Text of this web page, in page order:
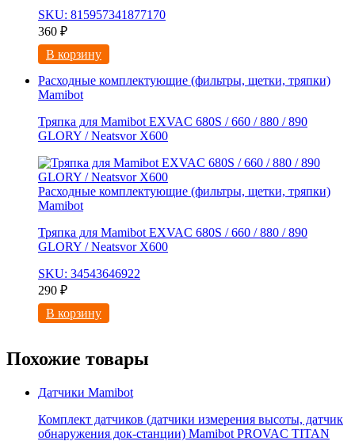
SKU: 815957341877170
360 ₽
В корзину
Расходные комплектующие (фильтры, щетки, тряпки)
Mamibot
Тряпка для Mamibot EXVAC 680S / 660 / 880 / 890
GLORY / Neatsvor X600
Расходные комплектующие (фильтры, щетки, тряпки)
Mamibot
Тряпка для Mamibot EXVAC 680S / 660 / 880 / 890
GLORY / Neatsvor X600
SKU: 34543646922
290 ₽
В корзину
Похожие товары
Датчики Mamibot
Комплект датчиков (датчики измерения высоты, датчик
обнаружения док-станции) Mamibot PROVAC TITAN